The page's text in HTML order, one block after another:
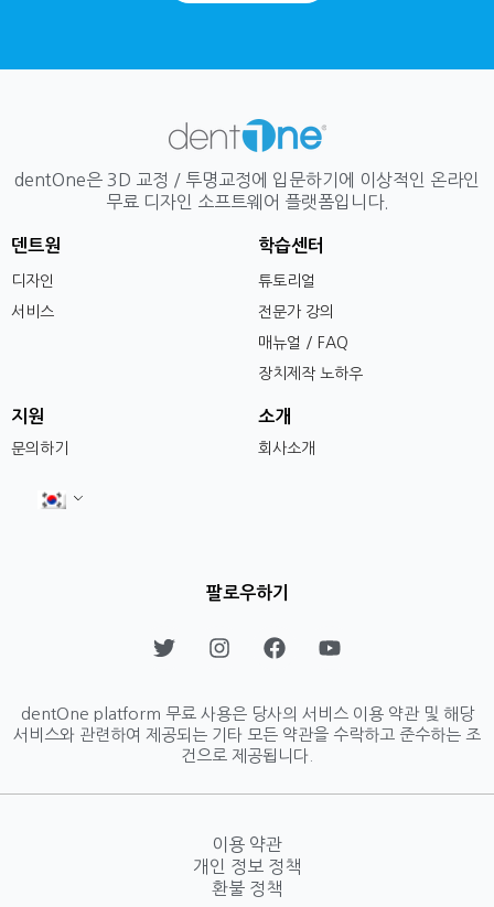
dentOne은 3D 교정 / 투명교정에 입문하기에 이상적인 온라인
무료 디자인 소프트웨어 플랫폼입니다.
덴트원
디자인
서비스
학습센터
튜토리얼
전문가 강의
매뉴얼 / FAQ
장치제작 노하우
지원
문의하기
소개
회사소개
팔로우하기
T
w
t
t
e
I
n
t
a
g
a
F
a
e
b
o
o
k
Y
o
t
u
b
dentOne platform 무료 사용은 당사의 서비스 이용 약관 및 해당
서비스와 관련하여 제공되는 기타 모든 약관을 수락하고 준수하는 조
건으로 제공됩니다.
이용 약관
개인 정보 정책
환불 정책